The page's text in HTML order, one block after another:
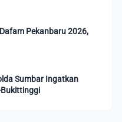
Pekanbaru 2026,
Sumbar Ingatkan
Bukittinggi